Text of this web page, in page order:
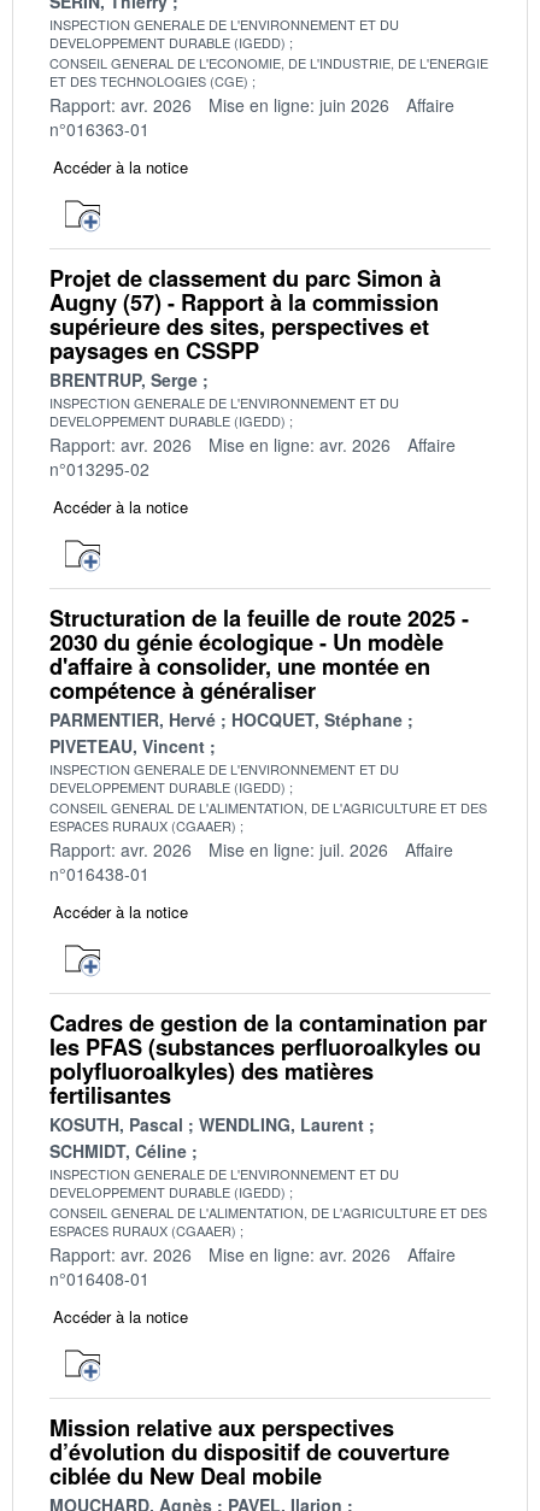
INSPECTION GENERALE DE L'ENVIRONNEMENT ET DU
DEVELOPPEMENT DURABLE (IGEDD)
CONSEIL GENERAL DE L'ECONOMIE, DE L'INDUSTRIE, DE L'ENERGIE
ET DES TECHNOLOGIES (CGE)
Rapport: avr. 2026 Mise en ligne: juin 2026
Affaire
n°016363-01
Accéder à la notice
Projet de classement du parc Simon à
Augny (57) - Rapport à la commission
supérieure des sites, perspectives et
paysages en CSSPP
BRENTRUP, Serge
INSPECTION GENERALE DE L'ENVIRONNEMENT ET DU
DEVELOPPEMENT DURABLE (IGEDD)
Rapport: avr. 2026 Mise en ligne: avr. 2026
Affaire
n°013295-02
Accéder à la notice
Structuration de la feuille de route 2025 -
2030 du génie écologique - Un modèle
d'affaire à consolider, une montée en
compétence à généraliser
PARMENTIER, Hervé
HOCQUET, Stéphane
PIVETEAU, Vincent
INSPECTION GENERALE DE L'ENVIRONNEMENT ET DU
DEVELOPPEMENT DURABLE (IGEDD)
CONSEIL GENERAL DE L'ALIMENTATION, DE L'AGRICULTURE ET DES
ESPACES RURAUX (CGAAER)
Rapport: avr. 2026 Mise en ligne: juil. 2026
Affaire
n°016438-01
Accéder à la notice
Cadres de gestion de la contamination par
les PFAS (substances perfluoroalkyles ou
polyfluoroalkyles) des matières
fertilisantes
KOSUTH, Pascal
WENDLING, Laurent
SCHMIDT, Céline
INSPECTION GENERALE DE L'ENVIRONNEMENT ET DU
DEVELOPPEMENT DURABLE (IGEDD)
CONSEIL GENERAL DE L'ALIMENTATION, DE L'AGRICULTURE ET DES
ESPACES RURAUX (CGAAER)
Rapport: avr. 2026 Mise en ligne: avr. 2026
Affaire
n°016408-01
Accéder à la notice
Mission relative aux perspectives
d’évolution du dispositif de couverture
ciblée du New Deal mobile
MOUCHARD, Agnès
PAVEL, Ilarion